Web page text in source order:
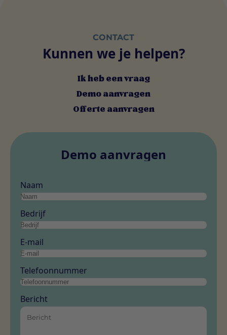
CONTACT
Kunnen we je helpen?
Ik heb een vraag
Demo aanvragen
Offerte aanvragen
succesvol verzonden!
Demo aanvragen
Naam
Bedrijf
E-mail
Telefoonnummer
Bericht